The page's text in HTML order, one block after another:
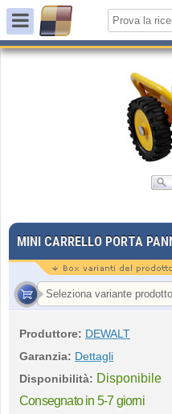
MINI CARRELLO PORTA
Produttore: DEWALT
Garanzia: Dettagli
Disponibilità: Disponibile
Consegnato in 5-7 giorni